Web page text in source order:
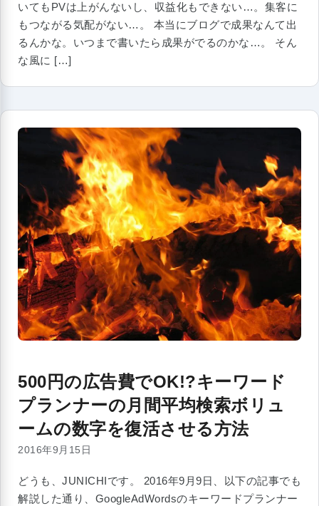
いてもPVは上がんないし、収益化もできない…。集客に
もつながる気配がない…。 本当にブログで成果なんて出
るんかな。いつまで書いたら成果がでるのかな…。 そん
な風に […]
500円の広告費でOK!?キーワード
プランナーの月間平均検索ボリュ
ームの数字を復活させる方法
2016年9月15日
どうも、JUNICHIです。 2016年9月9日、以下の記事でも
解説した通り、GoogleAdWordsのキーワードプランナー